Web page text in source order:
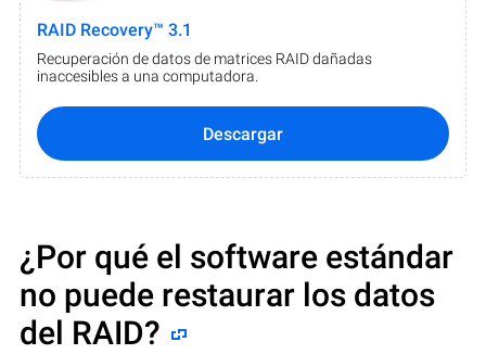
RAID Recovery™ 3.1
Recuperación de datos de matrices RAID dañadas
inaccesibles a una computadora.
Descargar
¿Por qué el software estándar
no puede restaurar los datos
del RAID?